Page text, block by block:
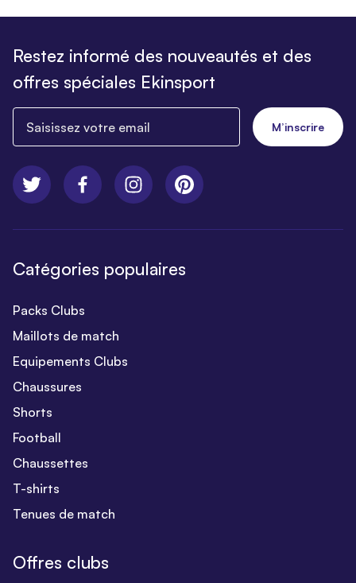
Restez informé des nouveautés et des
offres spéciales Ekinsport
M’inscrire
Catégories populaires
Packs Clubs
Maillots de match
Equipements Clubs
Chaussures
Shorts
Football
Chaussettes
T-shirts
Tenues de match
Offres clubs